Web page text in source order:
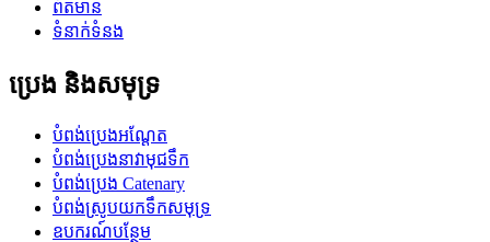
ព័ត៌មាន
ទំនាក់ទំនង
ប្រេង និងសមុទ្រ
បំពង់ប្រេងអណ្តែត
បំពង់ប្រេងនាវាមុជទឹក
បំពង់ប្រេង Catenary
បំពង់ស្រូបយកទឹកសមុទ្រ
ឧបករណ៍បន្ថែម